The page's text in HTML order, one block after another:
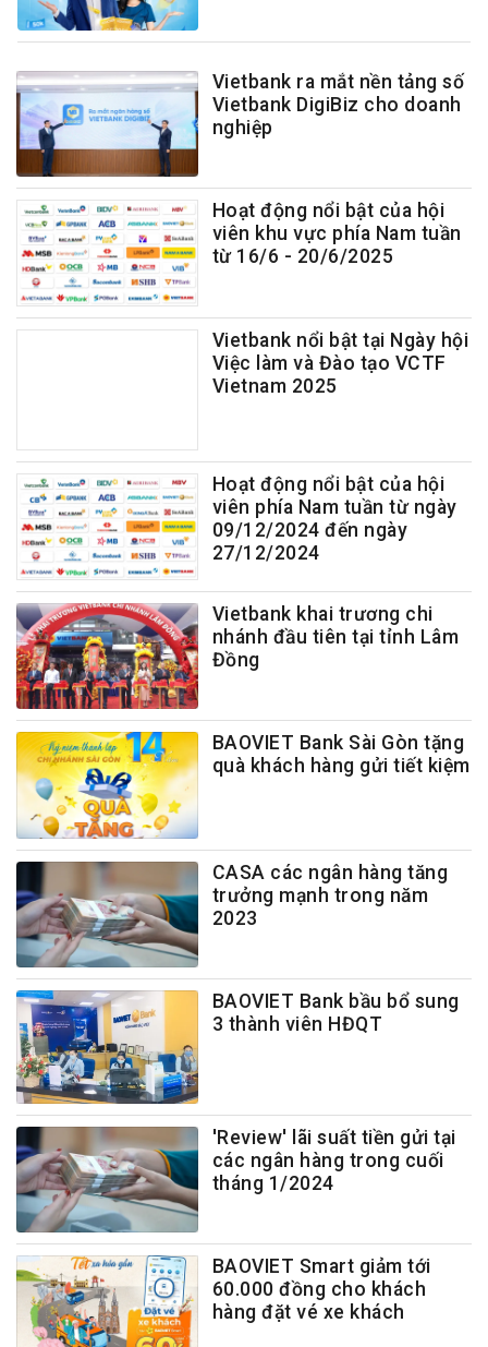
Vietbank ra mắt nền tảng số
Vietbank DigiBiz cho doanh
nghiệp
Hoạt động nổi bật của hội
viên khu vực phía Nam tuần
từ 16/6 - 20/6/2025
Vietbank nổi bật tại Ngày hội
Việc làm và Đào tạo VCTF
Vietnam 2025
Hoạt động nổi bật của hội
viên phía Nam tuần từ ngày
09/12/2024 đến ngày
27/12/2024
Vietbank khai trương chi
nhánh đầu tiên tại tỉnh Lâm
Đồng
BAOVIET Bank Sài Gòn tặng
quà khách hàng gửi tiết kiệm
CASA các ngân hàng tăng
trưởng mạnh trong năm
2023
BAOVIET Bank bầu bổ sung
3 thành viên HĐQT
'Review' lãi suất tiền gửi tại
các ngân hàng trong cuối
tháng 1/2024
BAOVIET Smart giảm tới
60.000 đồng cho khách
hàng đặt vé xe khách